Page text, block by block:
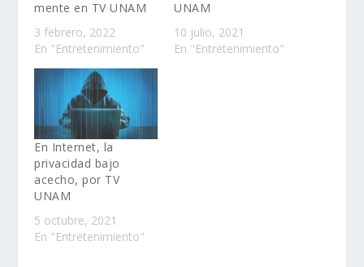
mente en TV UNAM
3 febrero, 2022
En "Entretenimiento"
UNAM
10 julio, 2021
En "Entretenimiento"
En Internet, la
privacidad bajo
acecho, por TV
UNAM
5 octubre, 2021
En "Entretenimiento"